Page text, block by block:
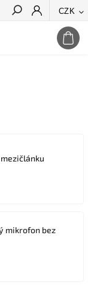
CZK
Hledat
mikrofon bez